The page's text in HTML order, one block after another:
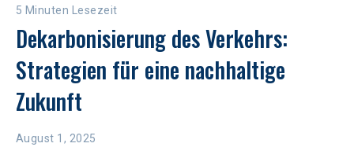
5 Minuten Lesezeit
Dekarbonisierung des Verkehrs:
Strategien für eine nachhaltige
Zukunft
August 1, 2025